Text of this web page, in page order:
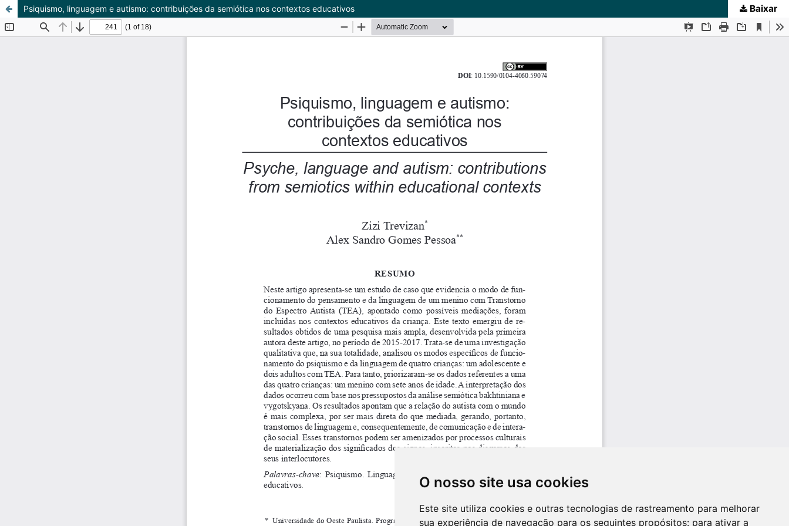
O nosso site usa cookies
Este site utiliza cookies e outras tecnologias de rastreamento para melhorar
sua experiência de navegação para os seguintes propósitos: para ativar a
Psiquismo, linguagem e autismo: contribuições da semiótica nos contextos educativos Baixar